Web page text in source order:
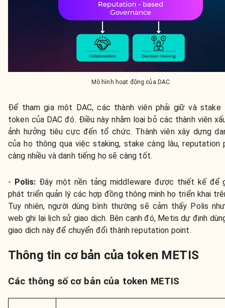
Mô hình hoạt động của DAC
Để tham gia một DAC, các thành viên phải giữ và stake
token của DAC đó. Điều này nhằm loại bỏ các thành viên
ảnh hưởng tiêu cực đến tổ chức. Thành viên xây dựng
của họ thông qua việc staking, stake càng lâu, reputation
càng nhiều và danh tiếng họ sẽ càng tốt.
- Polis: Đây một nền tảng middleware được thiết kế để
phát triển quản lý các hợp đồng thông minh họ triển khai
Tuy nhiên, người dùng bình thường sẽ cảm thấy Polis
web ghi lại lịch sử giao dịch. Bên cạnh đó, Metis dự định
giao dịch này để chuyển đổi thành reputation point.
Thông tin cơ bản của token METIS
Các thông số cơ bản của token METIS